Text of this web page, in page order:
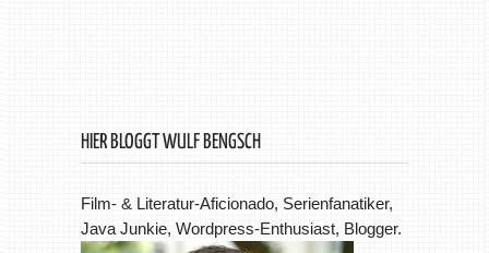
HIER BLOGGT WULF BENGSCH
Film- & Literatur-Aficionado, Serienfanatiker,
Java Junkie, Wordpress-Enthusiast, Blogger.